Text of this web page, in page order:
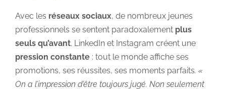
Avec les réseaux sociaux, de nombreux jeunes
professionnels se sentent paradoxalement plus
seuls qu’avant. LinkedIn et Instagram créent une
pression constante: tout le monde affiche ses
promotions, ses réussites, ses moments parfaits. «
On a l’impression d’être toujours jugé. Non seulement